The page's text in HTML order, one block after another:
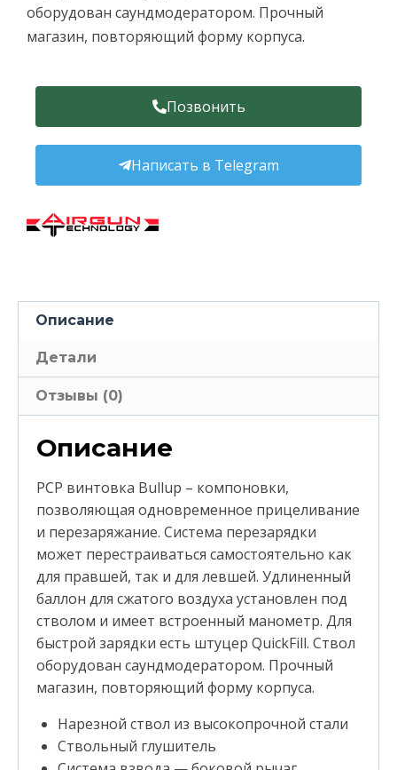
оборудован саундмодератором. Прочный
магазин, повторяющий форму корпуса.
Позвонить
Написать в Telegram
Описание
Детали
Отзывы (0)
Описание
PCP винтовка Bullup – компоновки,
позволяющая одновременное прицеливание
и перезаряжание. Система перезарядки
может перестраиваться самостоятельно как
для правшей, так и для левшей. Удлиненный
баллон для сжатого воздуха установлен под
стволом и имеет встроенный манометр. Для
быстрой зарядки есть штуцер QuickFill. Ствол
оборудован саундмодератором. Прочный
магазин, повторяющий форму корпуса.
Нарезной ствол из высокопрочной стали
Ствольный глушитель